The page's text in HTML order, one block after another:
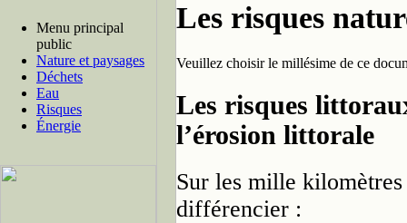
Menu principal
public
Nature et paysages
Déchets
Eau
Risques
Énergie
Les risques
Veuillez choisir le millésime de ce
Les risques
l’érosion littorale
Sur les mille
différencier :